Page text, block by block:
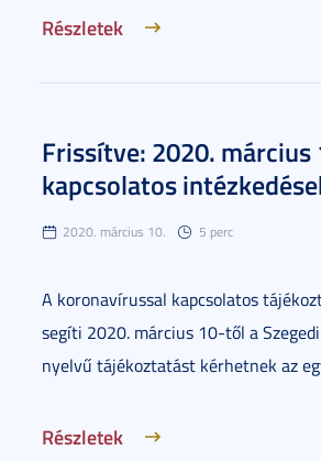
Részletek
Frissítve: 2020.
kapcsolatos
2020. március 10. 5 perc
A koronavírussal kapcsolatos
segíti 2020. március 10-től a
nyelvű tájékoztatást kérhetnek az
Részletek